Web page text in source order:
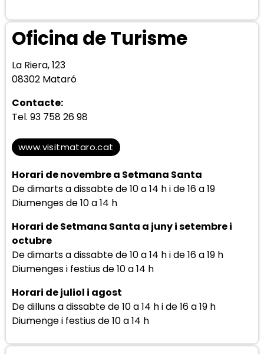
Oficina de Turisme
La Riera, 123
08302 Mataró
Contacte:
Tel. 93 758 26 98
www.visitmataro.cat
Horari de novembre a Setmana Santa
De dimarts a dissabte de 10 a 14 h i de 16 a 19
Diumenges de 10 a 14 h
Horari de Setmana Santa a juny i setembre i
octubre
De dimarts a dissabte de 10 a 14 h i de 16 a 19 h
Diumenges i festius de 10 a 14 h
Horari de juliol i agost
De dilluns a dissabte de 10 a 14 h i de 16 a 19 h
Diumenge i festius de 10 a 14 h